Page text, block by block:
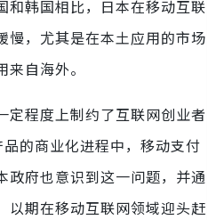
和韩国相比，日本在移动互联
慢，尤其是在本土应用的市场
自海外。
定程度上制约了互联网创业者
的商业化进程中，移动支付
政府也意识到这一问题，并通
以期在移动互联网领域迎头赶